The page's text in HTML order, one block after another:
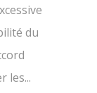
du
les...